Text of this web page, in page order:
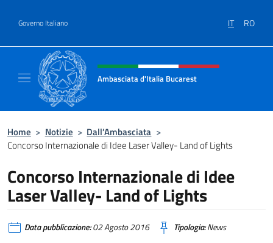
Governo Italiano IT RO
Intestazione sito, social e menù
Ambasciata d'Italia Bucarest
Home > Notizie > Dall’Ambasciata >
Concorso Internazionale di Idee Laser Valley- Land of Lights
Concorso Internazionale di Idee
Laser Valley- Land of Lights
Data pubblicazione:02 Agosto 2016 Tipologia:News